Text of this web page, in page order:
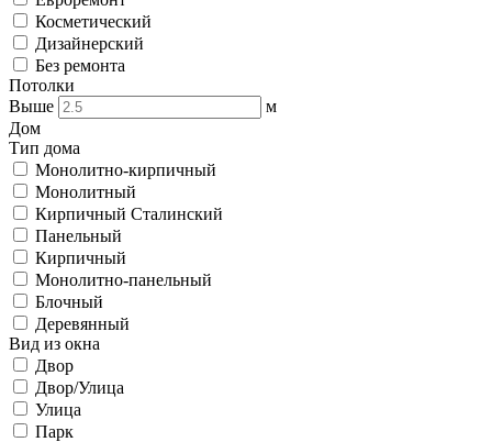
Косметический
Дизайнерский
Без ремонта
Потолки
Выше
м
Дом
Тип дома
Монолитно-кирпичный
Монолитный
Кирпичный Сталинский
Панельный
Кирпичный
Монолитно-панельный
Блочный
Деревянный
Вид из окна
Двор
Двор/Улица
Улица
Парк